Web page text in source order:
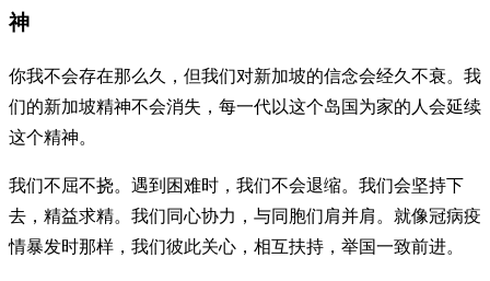
神
你我不会存在那么久，但我们对新加坡的信念会经久不衰。我
们的新加坡精神不会消失，每一代以这个岛国为家的人会延续
这个精神。
我们不屈不挠。遇到困难时，我们不会退缩。我们会坚持下
去，精益求精。我们同心协力，与同胞们肩并肩。就像冠病疫
情暴发时那样，我们彼此关心，相互扶持，举国一致前进。